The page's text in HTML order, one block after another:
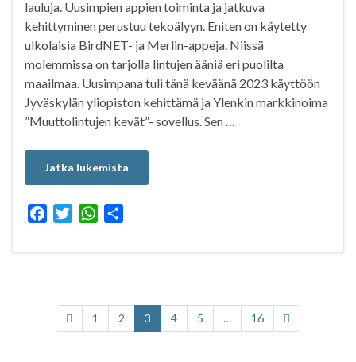
lauluja. Uusimpien appien toiminta ja jatkuva
kehittyminen perustuu tekoälyyn. Eniten on käytetty
ulkolaisia BirdNET- ja Merlin-appeja. Niissä
molemmissa on tarjolla lintujen ääniä eri puolilta
maailmaa. Uusimpana tuli tänä keväänä 2023 käyttöön
Jyväskylän yliopiston kehittämä ja Ylenkin markkinoima
”Muuttolintujen kevät”- sovellus. Sen …
Jatka lukemista
c
i
e
W
a
A
a
1 2 3 4 5 … 16